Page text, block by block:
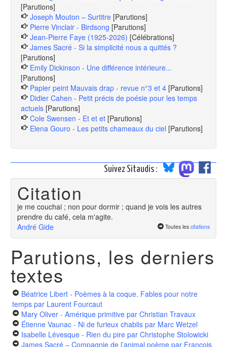
[Parutions]
Joseph Mouton – Surtitre [Parutions]
Pierre Vinclair - Birdsong [Parutions]
Jean-Pierre Faye (1925-2026) [Célébrations]
James Sacré - Si la simplicité nous a quittés ?
[Parutions]
Emily Dickinson - Une différence intérieure...
[Parutions]
Papier peint Mauvais drap - revue n°3 et 4 [Parutions]
Didier Cahen - Petit précis de poésie pour les temps
actuels [Parutions]
Cole Swensen - Et et et [Parutions]
Elena Gouro - Les petits chameaux du ciel [Parutions]
Suivez Sitaudis :
Citation
je me couchai ; non pour dormir ; quand je vois les autres
prendre du café, cela m'agite.
André Gide
Toutes les citations
Parutions, les derniers
textes
Béatrice Libert - Poèmes à la coque. Fables pour notre
temps par Laurent Fourcaut
Mary Oliver - Amérique primitive par Christian Travaux
Étienne Vaunac - Ni de furieux chablis par Marc Wetzel
Isabelle Lévesque - Rien du pire par Christophe Stolowicki
James Sacré – Compagnie de l’animal poème par François